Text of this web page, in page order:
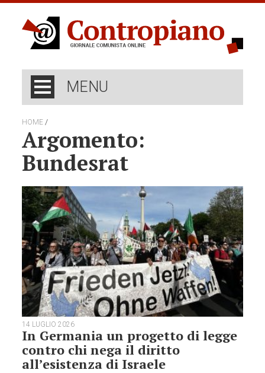
MENU
HOME /
Argomento:
Bundesrat
14 LUGLIO 2026
In Germania un progetto di legge
contro chi nega il diritto
all’esistenza di Israele